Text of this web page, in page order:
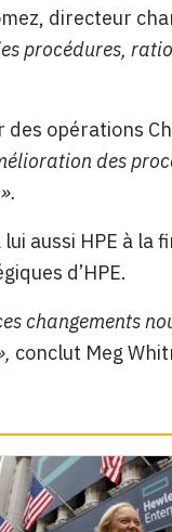
directeur
procédures,
opérations
des
aussi HPE à la
d’HPE.
changements
conclut Meg